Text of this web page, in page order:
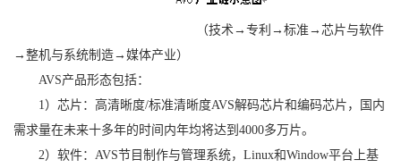
（技术→专利→标准→芯片与软件
→整机与系统制造→媒体产业）
AVS产品形态包括：
1）芯片：高清晰度/标准清晰度AVS解码芯片和编码芯片，国内
需求量在未来十多年的时间内年均将达到4000多万片。
2）软件：AVS节目制作与管理系统，Linux和Window平台上基